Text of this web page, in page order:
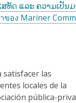
ສທັດ ແລະ ຄວາມເປັນ
ของ Mariner
satisfacer las
locales de la
pública-